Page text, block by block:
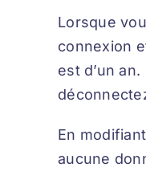
Lorsque
connexion
est d’un
En
aucune